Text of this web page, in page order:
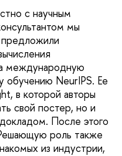
с научным
мы
предложили
международную
NeurIPS. Ее
в которой авторы
свой постер, но и
После этого
роль также
из индустрии,